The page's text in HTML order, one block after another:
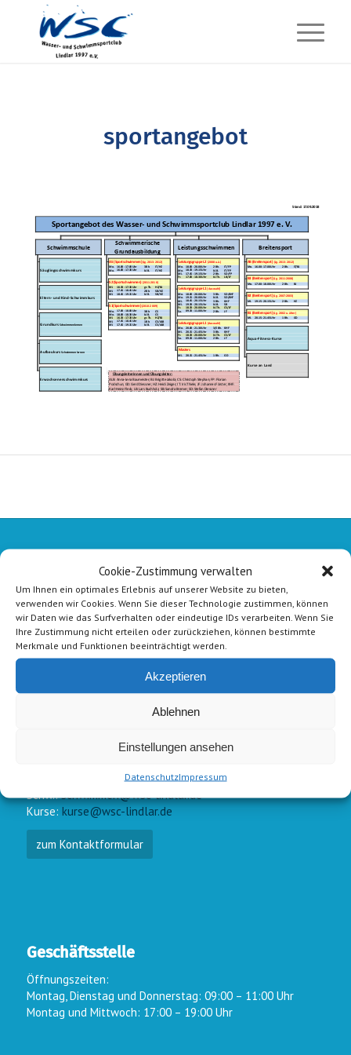
Cookie-Zustimmung verwalten
Um Ihnen ein optimales Erlebnis auf unserer Website zu bieten,
verwenden wir Cookies. Wenn Sie dieser Technologie zustimmen, können
wir Daten wie das Surfverhalten oder eindeutige IDs verarbeiten. Wenn Sie
Ihre Zustimmung nicht erteilen oder zurückziehen, können bestimmte
Merkmale und Funktionen beeinträchtigt werden.
Akzeptieren
Ablehnen
Einstellungen ansehen
DatenschutzImpressum
sportangebot
Stand: 17.09.2018
Mo. 3 Bh. IT/HZ Mo. 2 Bh. IT/FP Mo. 2 Bh.
IT/BJ
Mo.
kl. B. IT/HZ Mo. kl. B.
IT/FP
Mi.
2 Bh.
SD/FP
Fr.
kl. Th. LB/JF
Mo. 17.00 - 18.00 Uhr 2 Bh.
BJ
Mi.
gr. Th.
HZ/BJ
Mi.
2 Bh.
SB/HZ
Mi.
kl. B. SB/HZ Mo. 3 Bh.
SD/KHF
Mo.
kl. B.
SD/KHF
Mi.
3 Bh. KHF Mi. 19.15 - 20.15 Uhr 2 Bh.
HZ
Mi.
kl. B.
SB
Fr.
kl. Th.
CS/JF
Mo.
3 Bh. CS Sa. 2 Bh.
JF
Mo.
kl. B.
CS
Mi.
gr. Th. HZ/BJ Mi. 1 Bh.
GD
Mi.
1 Bh.
CS/ALB
Mi.
kl. B.
CS/ALB
Mo.
20.00 - 21.30 Uhr 3/5 Bh.
KHF
Mi.
20.15 - 21.45 Uhr 3 Bh.
KHF
Fr.
18.30 - 20.00 Uhr kl. Th.
CS/JF
Sa.
09.30 - 11.00 Uhr 2 Bh. JF
Mi. 20.15 - 21.45 Uhr 1 Bh. GD
Breitensport
16.00 - 17.30 Uhr
18.30 - 19.15 Uhr
17.45 - 19.15 Uhr
17.00 - 18.30 Uhr
Sportangebot des Wasser- und Schwimmsportclub Lindlar 1997 e. V.
16.00 - 17.00 Uhr
18.00 - 20.00 Uhr
18.00 - 20.00 Uhr
Säuglingsschwimmkurs
Eltern- und Kind-Schwimmkurs
Leistungsgruppe L2 (2008 u.ä.)
Leistungsgruppe L1(Auswahl)
AB (Breitensport) (Jg. 2013-2012)
AS (Sportschwimmen)(Jg. 2013-2012)
18.30 - 20.00 Uhr
19.15 - 20.00 Uhr
Schwimmschule
Schwimmerische
Grundausbildung
Leistungsschwimmen
Erwachsenenschwimmkurs
16.00 - 17.00 Uhr
17.45 - 18.45 Uhr
17.45 - 19.15 Uhr
16.30 - 17.30 Uhr
B1 (Breitensport) (Jg. 2002 u. älter)
Leistungsgruppe L1 (Auswahl)
18.45 - 20.15 Uhr
Grundkurs Schwimmen lernen
Aufbaukurs Schwimmen lernen
20.15 - 21.45 Uhr
ALB: Anna-Lena Baumeister; BJ: Brigitte Jakobi; CS: Christoph Stephan; FP: Florian
Podschun; GD: Gerd Diessner; HZ: Heidi Zeiger; IT: Iris Thiele; JF: Johannes Förster; KHF:
Karl-Heinz Fleck; LB: Lars Buchholz; SB: Sandra Bremer; SD: Stefan Diessner
Übungsleiterinnen und Übungsleiter:
B2 (Breitensport) (Jg. 2007-2003)
B3 (Breitensport) (Jg. 2011-2008)
S2 (Sportschwimmen) (2011-2010)
16.30 - 17.30 Uhr
17.45 - 18.45 Uhr
17.00 - 18.00 Uhr
18.00 - 18.30 Uhr
Masters
Aqua-Fitness-Kurse
Kurse an Land
18.45 - 19.15 Uhr
19.30 - 20.15 Uhr
09.30 - 11.00 Uhr
S1(Sportschwimmen)(2010-2009)
E-Mail-Kontakt
info@wsc-lindlar.de
Schw.:schwimmen@wsc-lindlar.de
Kurse: kurse@wsc-lindlar.de
zum Kontaktformular
Geschäftsstelle
Öffnungszeiten:
Montag, Dienstag und Donnerstag: 09:00 – 11:00 Uhr
Montag und Mittwoch: 17:00 – 19:00 Uhr